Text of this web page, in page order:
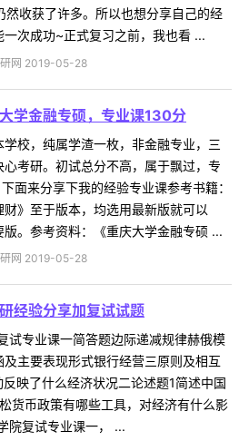
收获了许多。所以也想分享自己的经
次成功~正式复习之前，我也看 ...
网 2019-05-28
学金融专硕，专业课130分
校，纯属学渣一枚，非金融专业，三
考研。初试总分不高，属于飘过，专
面来分享下我的经验专业课参考书籍：
》至于版本，均选用最新版就可以
。参考资料：《重庆大学金融专硕 ...
网 2019-05-28
经验分享加复试试题
试专业课一简答题边际递减规律赫俄模
主要表现形式银行经营三原则及相互
映了什么经济状况二论述题1简述中国
货币政策有哪些工具，对经济有什么影
院复试专业课一， ...